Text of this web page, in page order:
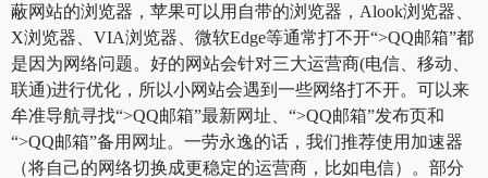
蔽网站的浏览器，苹果可以用自带的浏览器，Alook浏览器、
X浏览器、VIA浏览器、微软Edge等通常打不开“>QQ邮箱”都
是因为网络问题。好的网站会针对三大运营商(电信、移动、
联通)进行优化，所以小网站会遇到一些网络打不开。可以来
牟准导航寻找“>QQ邮箱”最新网址、“>QQ邮箱”发布页和
“>QQ邮箱”备用网址。一劳永逸的话，我们推荐使用加速器
（将自己的网络切换成更稳定的运营商，比如电信）。部分